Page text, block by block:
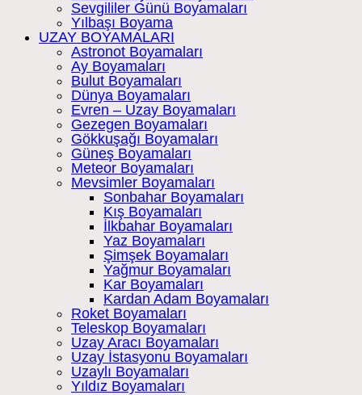
Sevgililer Günü Boyamaları
Yılbaşı Boyama
UZAY BOYAMALARI
Astronot Boyamaları
Ay Boyamaları
Bulut Boyamaları
Dünya Boyamaları
Evren – Uzay Boyamaları
Gezegen Boyamaları
Gökkuşağı Boyamaları
Güneş Boyamaları
Meteor Boyamaları
Mevsimler Boyamaları
Sonbahar Boyamaları
Kış Boyamaları
İlkbahar Boyamaları
Yaz Boyamaları
Şimşek Boyamaları
Yağmur Boyamaları
Kar Boyamaları
Kardan Adam Boyamaları
Roket Boyamaları
Teleskop Boyamaları
Uzay Aracı Boyamaları
Uzay İstasyonu Boyamaları
Uzaylı Boyamaları
Yıldız Boyamaları